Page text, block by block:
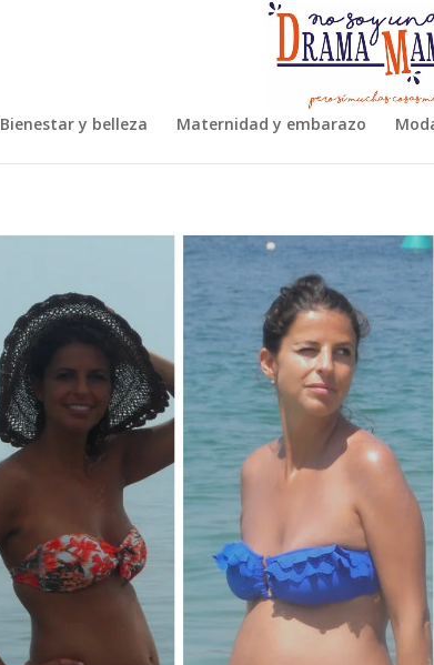
Bienestar y belleza Maternidad y embarazo